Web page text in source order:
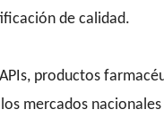
de calidad.
productos
mercados